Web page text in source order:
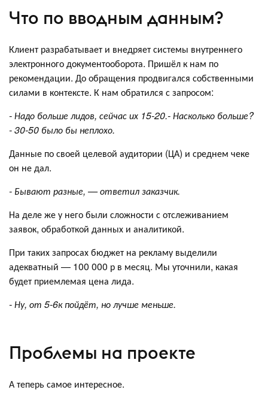
Что по вводным данным?
Клиент разрабатывает и внедряет системы внутреннего
электронного документооборота. Пришёл к нам по
рекомендации. До обращения продвигался собственными
силами в контексте. К нам обратился с запросом:
- Надо больше лидов, сейчас их 15-20.- Насколько больше?
- 30-50 было бы неплохо.
Данные по своей целевой аудитории (ЦА) и среднем чеке
он не дал.
- Бывают разные, — ответил заказчик.
На деле же у него были сложности с отслеживанием
заявок, обработкой данных и аналитикой.
При таких запросах бюджет на рекламу выделили
адекватный — 100 000 р в месяц. Мы уточнили, какая
будет приемлемая цена лида.
- Ну, от 5-6к пойдёт, но лучше меньше.
Проблемы на проекте
А теперь самое интересное.